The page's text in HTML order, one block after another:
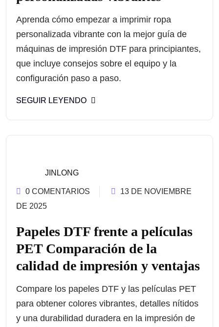
Aprenda cómo empezar a imprimir ropa
personalizada vibrante con la mejor guía de
máquinas de impresión DTF para principiantes,
que incluye consejos sobre el equipo y la
configuración paso a paso.
SEGUIR LEYENDO
JINLONG
0 COMENTARIOS
13 DE NOVIEMBRE
DE 2025
Papeles DTF frente a películas
PET Comparación de la
calidad de impresión y ventajas
Compare los papeles DTF y las películas PET
para obtener colores vibrantes, detalles nítidos
y una durabilidad duradera en la impresión de